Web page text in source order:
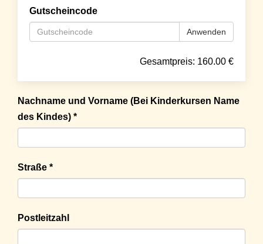
Gutscheincode
Anwenden
Gesamtpreis: 160.00 €
Nachname und Vorname (Bei Kinderkursen Name
des Kindes) *
Straße *
Postleitzahl